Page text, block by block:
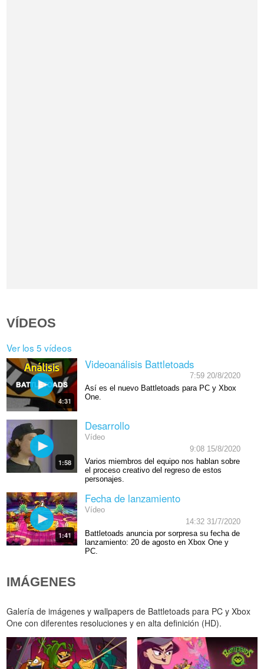
VÍDEOS
Ver los 5 vídeos
4:31
Videoanálisis Battletoads
7:59 20/8/2020
Así es el nuevo Battletoads para PC y Xbox
One.
1:58
Desarrollo
Vídeo
9:08 15/8/2020
Varios miembros del equipo nos hablan sobre
el proceso creativo del regreso de estos
personajes.
1:41
Fecha de lanzamiento
Vídeo
14:32 31/7/2020
Battletoads anuncia por sorpresa su fecha de
lanzamiento: 20 de agosto en Xbox One y
PC.
IMÁGENES
Galería de imágenes y wallpapers de Battletoads para PC y Xbox
One con diferentes resoluciones y en alta definición (HD).